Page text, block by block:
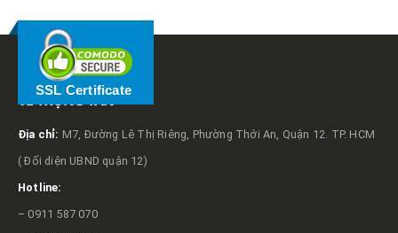
SSL Certificate
VỀ TRỌNG TẤN
Địa chỉ: M7, Đường Lê Thị Riêng, Phường Thới An, Quận 12. TP. HCM
( Đối diện UBND quận 12)
Hotline:
– 0911 587 070